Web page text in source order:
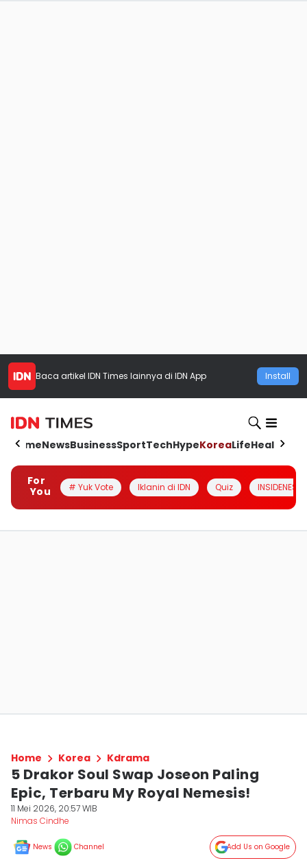
Baca artikel IDN Times lainnya di IDN App Install
HomeNewsBusinessSportTechHypeKoreaLifeHealth
For
You
# Yuk Vote Iklanin di IDN Quiz INSIDENESIA
Home Korea Kdrama
5 Drakor Soul Swap Joseon Paling
Epic, Terbaru My Royal Nemesis!
11 Mei 2026, 20:57 WIB
Nimas Cindhe
News Channel Add Us on Google